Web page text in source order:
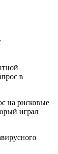
в
на рисковые
играл